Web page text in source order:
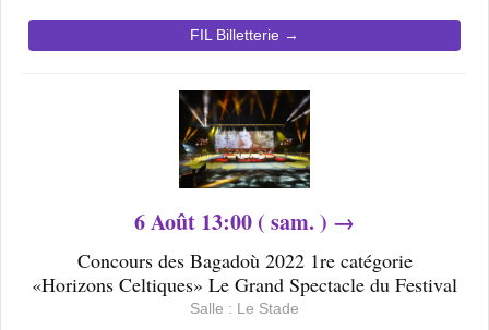
FIL Billetterie →
6Août 13:00 ( sam. ) →
Concours des Bagadoù 2022 1re catégorie
«Horizons Celtiques» Le Grand Spectacle du Festival
Salle : Le Stade